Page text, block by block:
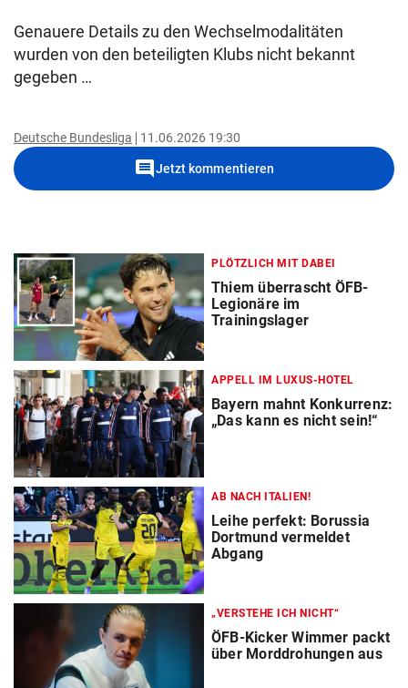
Genauere Details zu den Wechselmodalitäten
wurden von den beteiligten Klubs nicht bekannt
gegeben …
Deutsche Bundesliga 11.06.2026 19:30
commentJetzt kommentieren
PLÖTZLICH MIT DABEI
Thiem überrascht ÖFB-
Legionäre im
Trainingslager
APPELL IM LUXUS-HOTEL
Bayern mahnt Konkurrenz:
„Das kann es nicht sein!“
AB NACH ITALIEN!
Leihe perfekt: Borussia
Dortmund vermeldet
Abgang
„VERSTEHE ICH NICHT“
ÖFB-Kicker Wimmer packt
über Morddrohungen aus